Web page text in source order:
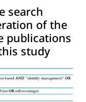
search
of the
publications
study